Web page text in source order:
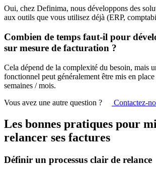
Oui, chez Definima, nous développons des
aux outils que vous utilisez déjà (ERP,
Combien de temps faut-il pour
sur mesure de facturation ?
Cela dépend de la complexité du besoin, mais
fonctionnel peut généralement être mis en
semaines / mois.
Vous avez une autre question ?
Contactez-
Les bonnes pratiques pour
relancer ses factures
Définir un processus clair de relance